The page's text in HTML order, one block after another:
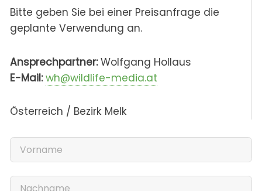
Bitte geben Sie bei einer Preisanfrage die
geplante Verwendung an.
Ansprechpartner:Wolfgang Hollaus
E-Mail: wh@wildlife-media.at
Österreich / Bezirk Melk